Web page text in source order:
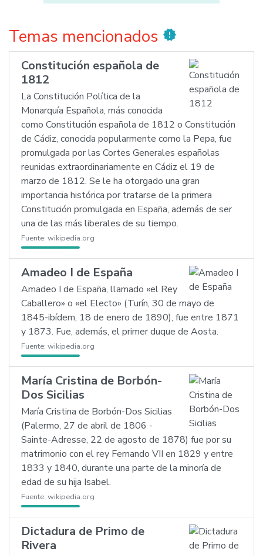
Temas mencionados new_releases
Constitución española de
1812
La Constitución Política de la
Monarquía Española, más conocida
como Constitución española de 1812 o Constitución
de Cádiz, conocida popularmente como la Pepa, fue
promulgada por las Cortes Generales españolas
reunidas extraordinariamente en Cádiz el 19 de
marzo de 1812. Se le ha otorgado una gran
importancia histórica por tratarse de la primera
Constitución promulgada en España, además de ser
una de las más liberales de su tiempo.
Fuente: wikipedia.org
Amadeo I de España
Amadeo I de España, llamado «el Rey
Caballero» o «el Electo» (Turín, 30 de mayo de
1845-ibídem, 18 de enero de 1890), fue entre 1871
y 1873. Fue, además, el primer duque de Aosta.
Fuente: wikipedia.org
María Cristina de Borbón-
Dos Sicilias
María Cristina de Borbón-Dos Sicilias
(Palermo, 27 de abril de 1806 -
Sainte-Adresse, 22 de agosto de 1878) fue por su
matrimonio con el rey Fernando VII en 1829 y entre
1833 y 1840, durante una parte de la minoría de
edad de su hija Isabel.
Fuente: wikipedia.org
Dictadura de Primo de
Rivera